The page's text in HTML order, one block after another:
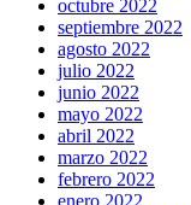
octubre 2022
septiembre 2022
agosto 2022
julio 2022
junio 2022
mayo 2022
abril 2022
marzo 2022
febrero 2022